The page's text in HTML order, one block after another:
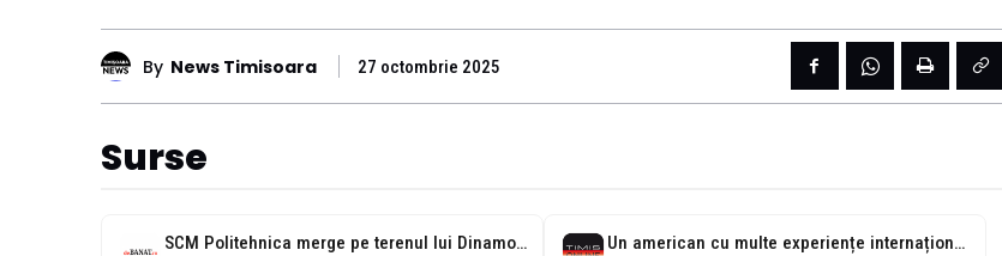
By News Timisoara 27 octombrie 2025
Surse
SCM Politehnica merge pe terenul lui Dinamo cu un jucător nou Un american cu multe experiențe internaționale, adus la echipa de baschet SCM...